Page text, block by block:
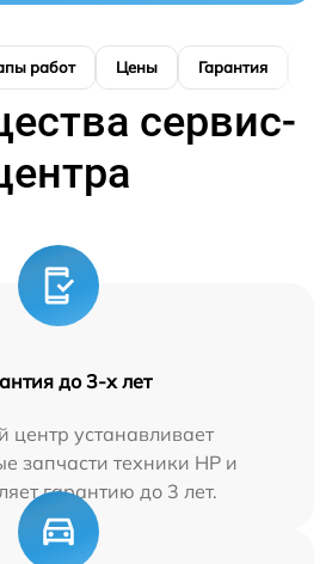
работ Цены Гарантия
сервис-
до 3-х лет
центр устанавливает
запчасти техники HP и
гарантию до 3 лет.